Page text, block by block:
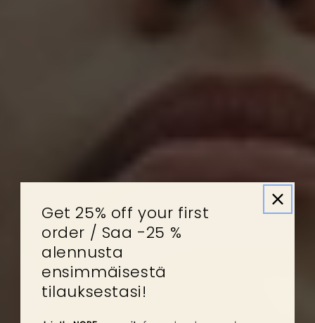
Get 25% off your first
order / Saa -25 %
alennusta
ensimmäisestä
tilauksestasi!